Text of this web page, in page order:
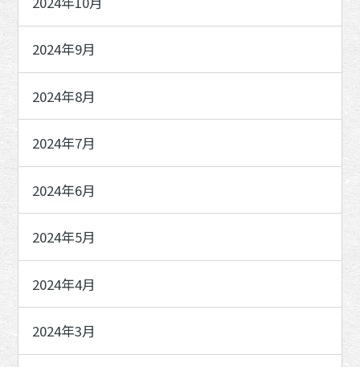
2024年9月
2024年8月
2024年7月
2024年6月
2024年5月
2024年4月
2024年3月